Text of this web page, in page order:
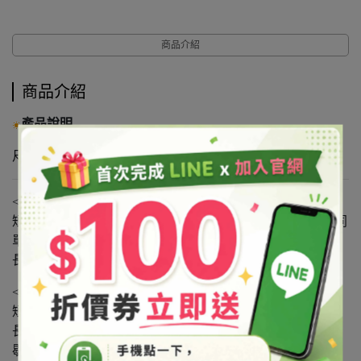
商品介紹
商品介紹
產品說明
尺寸：168.5x168.5x120.5mm
<按鍵LIGHT
>
短按：首次短按開啟七彩循環燈光，再次短按將切換為不同
單色燈光
長按1.5s：燈光開啟狀態時長按1.5s關閉燈光
< 按鍵MIST>
短按：從定時1H、3H、6H、ON連續噴霧、關機依次切換
長按1.5s：開機默認為大霧，長按1.5s會從大霧、小霧、間
歇噴霧(噴霧30s、停霧30s)依次切換